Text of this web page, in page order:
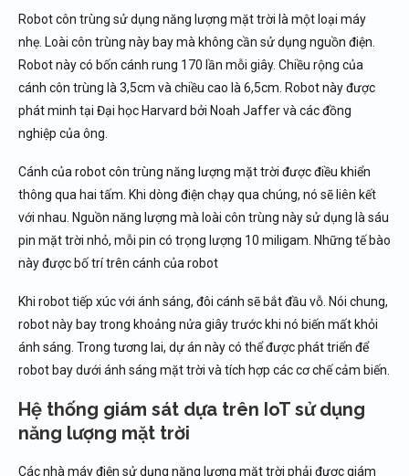
Robot côn trùng sử dụng năng lượng mặt trời là một loại máy
nhẹ. Loài côn trùng này bay mà không cần sử dụng nguồn điện.
Robot này có bốn cánh rung 170 lần mỗi giây. Chiều rộng của
cánh côn trùng là 3,5cm và chiều cao là 6,5cm. Robot này được
phát minh tại Đại học Harvard bởi Noah Jaffer và các đồng
nghiệp của ông.
Cánh của robot côn trùng năng lượng mặt trời được điều khiển
thông qua hai tấm. Khi dòng điện chạy qua chúng, nó sẽ liên kết
với nhau. Nguồn năng lượng mà loài côn trùng này sử dụng là sáu
pin mặt trời nhỏ, mỗi pin có trọng lượng 10 miligam. Những tế bào
này được bố trí trên cánh của robot
Khi robot tiếp xúc với ánh sáng, đôi cánh sẽ bắt đầu vỗ. Nói chung,
robot này bay trong khoảng nửa giây trước khi nó biến mất khỏi
ánh sáng. Trong tương lai, dự án này có thể được phát triển để
robot bay dưới ánh sáng mặt trời và tích hợp các cơ chế cảm biến.
Hệ thống giám sát dựa trên IoT sử dụng
năng lượng mặt trời
Các nhà máy điện sử dụng năng lượng mặt trời phải được giám